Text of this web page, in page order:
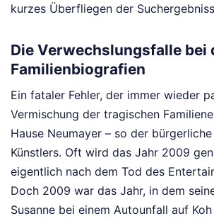
kurzes Überfliegen der
Die Verwechslungsfalle bei
Familienbiografien
Ein fataler Fehler, der immer wieder
Vermischung der tragischen
Hause Neumayer – so der
Künstlers. Oft wird das Jahr 2009
eigentlich nach dem Tod des
Doch 2009 war das Jahr, in dem
Susanne bei einem Autounfall auf